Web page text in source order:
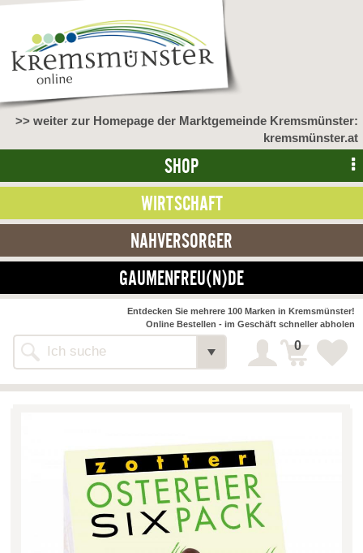
>> weiter zur Homepage der Marktgemeinde Kremsmünster:
kremsmünster.at
SHOP
WIRTSCHAFT
NAHVERSORGER
GAUMENFREU(N)DE
Alle Webseiten
Entdecken Sie mehrere 100 Marken in Kremsmünster!
Online Bestellen - im Geschäft schneller abholen
0
NAHVERSORGER
>> Bauernmarkt << Detail
Bäckerei-Konditorei-Café
Fleischerei Hüthmayr Detail
Hofladen Hoffelner Detail
Kuglbauer - Familie Bischof Detail
La Toscana Anita Wolf e.U.